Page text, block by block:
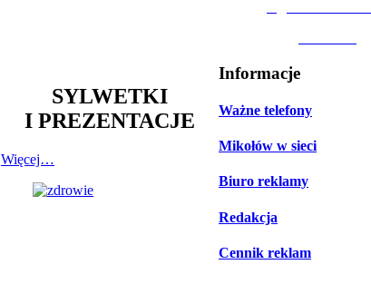
SYLWETKI
I PREZENTACJE
Więcej…
Informacje
Ważne telefony
Mikołów w sieci
Biuro reklamy
Redakcja
Cennik reklam